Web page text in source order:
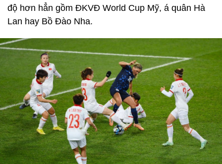
độ hơn hẳn gồm ĐKVĐ World Cup Mỹ, á quân Hà
Lan hay Bồ Đào Nha.